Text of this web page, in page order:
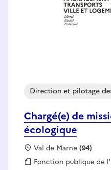
Chargé(e) de
écologique
Direction et pilotage
Localisation :
Val de Marne(94)
Fonction publique :
Fonction publique de